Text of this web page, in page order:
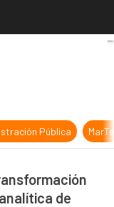
impulsa su
Pública
de